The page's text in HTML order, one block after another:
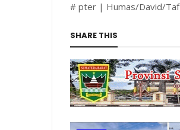
# pter | Humas/David/Taf
SHARE THIS